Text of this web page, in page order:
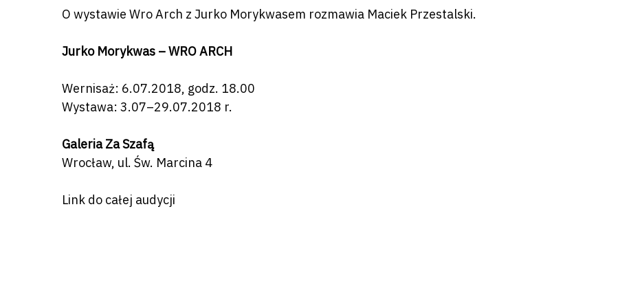
O wystawie Wro Arch z Jurko Morykwasem rozmawia Maciek Przestalski.
Jurko Morykwas – WRO ARCH
Wernisaż: 6.07.2018, godz. 18.00
Wystawa: 3.07–29.07.2018 r.
Galeria Za Szafą
Wrocław, ul. Św. Marcina 4
Link do całej audycji